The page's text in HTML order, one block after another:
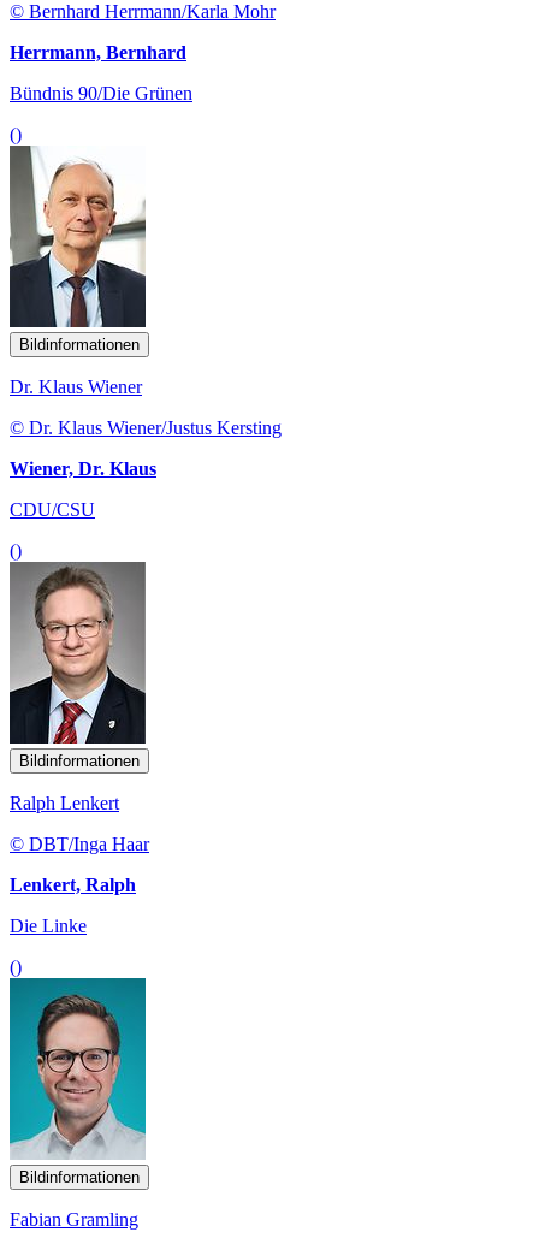
© Bernhard Herrmann/Karla Mohr
Herrmann, Bernhard
Bündnis 90/Die Grünen
()
Bildinformationen
Dr. Klaus Wiener
© Dr. Klaus Wiener/Justus Kersting
Wiener, Dr. Klaus
CDU/CSU
()
Bildinformationen
Ralph Lenkert
© DBT/Inga Haar
Lenkert, Ralph
Die Linke
()
Bildinformationen
Fabian Gramling